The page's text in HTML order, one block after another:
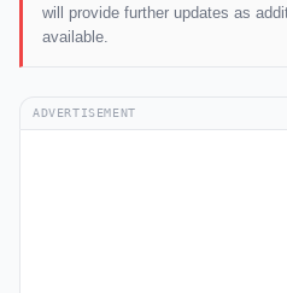
will provide further updates as
available.
ADVERTISEMENT